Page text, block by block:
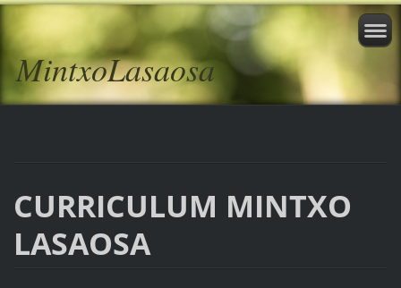
MintxoLasaosa
CURRICULUM MINTXO
LASAOSA